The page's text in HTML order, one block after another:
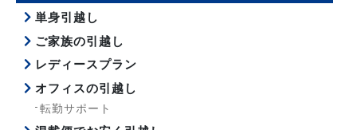
単身引越し
ご家族の引越し
レディースプラン
オフィスの引越し
転勤サポート